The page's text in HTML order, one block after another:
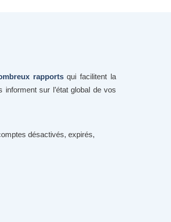
rapportsqui facilitent la
sur l’état global de vos
désactivés, expirés,